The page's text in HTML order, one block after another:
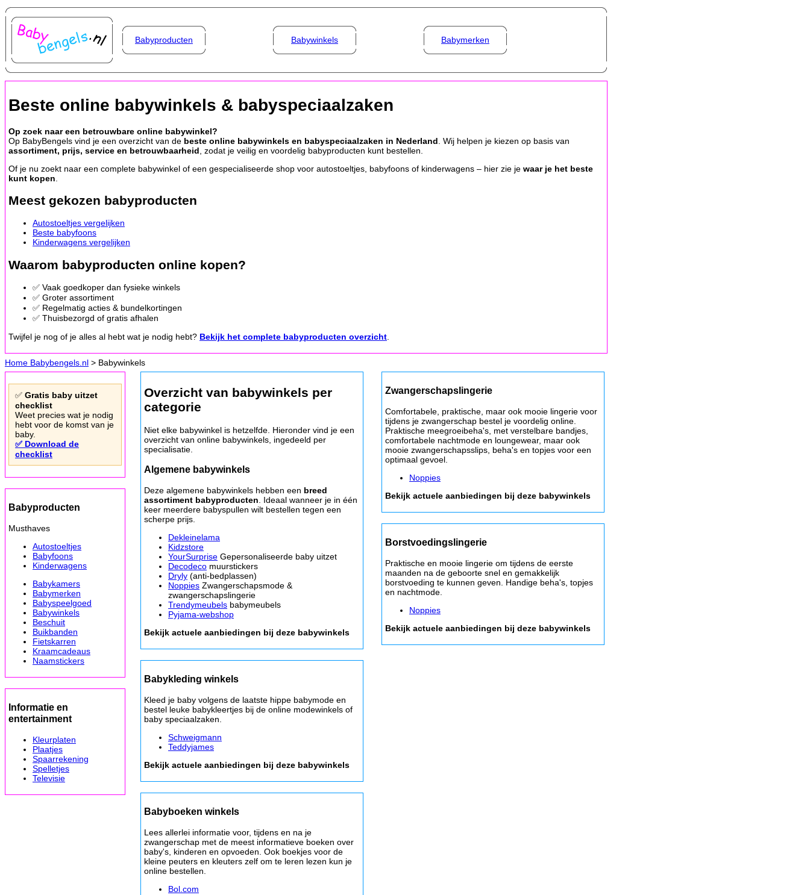
Babyproducten Babywinkels Babymerken
Beste online babywinkels & babyspeciaalzaken
Op zoek naar een betrouwbare online babywinkel?
Op BabyBengels vind je een overzicht van de beste online babywinkels en babyspeciaalzaken in Nederland . Wij helpen je kiezen op basis van
assortiment, prijs, service en betrouwbaarheid , zodat je veilig en voordelig babyproducten kunt bestellen.
Of je nu zoekt naar een complete babywinkel of een gespecialiseerde shop voor autostoeltjes, babyfoons of kinderwagens – hier zie je waar je het beste
kunt kopen
Meest gekozen babyproducten
Autostoeltjes vergelijken
Beste babyfoons
Kinderwagens vergelijken
Waarom babyproducten online kopen?
✅ Vaak goedkoper dan fysieke winkels
✅ Groter assortiment
✅ Regelmatig acties & bundelkortingen
✅ Thuisbezorgd of gratis afhalen
Twijfel je nog of je alles al hebt wat je nodig hebt? Bekijk het complete babyproducten overzicht
Home Babybengels.nl > Babywinkels
✅ Gratis baby uitzet
checklist
Weet precies wat je nodig
hebt voor de komst van je
baby.
✅ Download de
checklist
Babyproducten
Musthaves
Autostoeltjes
Babyfoons
Kinderwagens
Babykamers
Babymerken
Babyspeelgoed
Babywinkels
Beschuit
Buikbanden
Fietskarren
Kraamcadeaus
Naamstickers
Informatie en
entertainment
Kleurplaten
Plaatjes
Spaarrekening
Spelletjes
Televisie
Overzicht van babywinkels per
categorie
Niet elke babywinkel is hetzelfde. Hieronder vind je een
overzicht van online babywinkels, ingedeeld per
specialisatie.
Algemene babywinkels
Deze algemene babywinkels hebben een breed
assortiment babyproducten . Ideaal wanneer je in één
keer meerdere babyspullen wilt bestellen tegen een
scherpe prijs.
Dekleinelama
Kidzstore
YourSurprise Gepersonaliseerde baby uitzet
Decodeco muurstickers
Dryly (anti-bedplassen)
Noppies Zwangerschapsmode &
zwangerschapslingerie
Trendymeubels babymeubels
Pyjama-webshop
Bekijk actuele aanbiedingen bij deze babywinkels
Babykleding winkels
Kleed je baby volgens de laatste hippe babymode en
bestel leuke babykleertjes bij de online modewinkels of
baby speciaalzaken.
Schweigmann
Teddyjames
Bekijk actuele aanbiedingen bij deze babywinkels
Babyboeken winkels
Lees allerlei informatie voor, tijdens en na je
zwangerschap met de meest informatieve boeken over
baby's, kinderen en opvoeden. Ook boekjes voor de
kleine peuters en kleuters zelf om te leren lezen kun je
online bestellen.
Bol.com
Zwangerschapslingerie
Comfortabele, praktische, maar ook mooie lingerie voor
tijdens je zwangerschap bestel je voordelig online.
Praktische meegroeibeha's, met verstelbare bandjes,
comfortabele nachtmode en loungewear, maar ook
mooie zwangerschapsslips, beha's en topjes voor een
optimaal gevoel.
Noppies
Bekijk actuele aanbiedingen bij deze babywinkels
Borstvoedingslingerie
Praktische en mooie lingerie om tijdens de eerste
maanden na de geboorte snel en gemakkelijk
borstvoeding te kunnen geven. Handige beha's, topjes
en nachtmode.
Noppies
Bekijk actuele aanbiedingen bij deze babywinkels